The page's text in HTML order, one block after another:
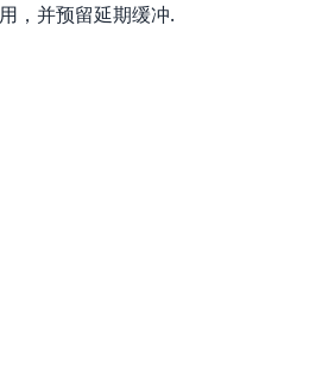
，并预留延期缓冲.